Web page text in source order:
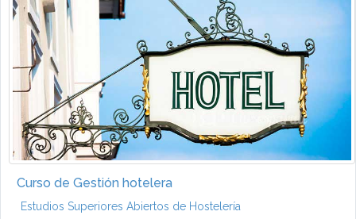
Curso de Gestión hotelera
Estudios Superiores Abiertos de Hostelería